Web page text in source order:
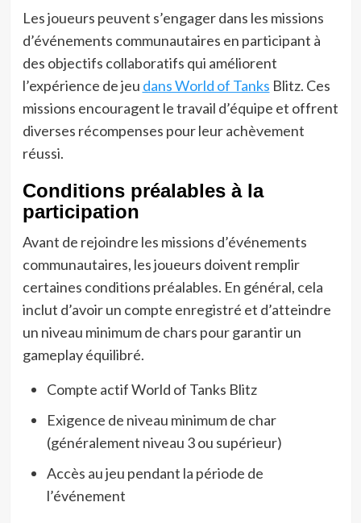
Les joueurs peuvent s’engager dans les missions
d’événements communautaires en participant à
des objectifs collaboratifs qui améliorent
l’expérience de jeu dans World of Tanks Blitz. Ces
missions encouragent le travail d’équipe et offrent
diverses récompenses pour leur achèvement
réussi.
Conditions préalables à la
participation
Avant de rejoindre les missions d’événements
communautaires, les joueurs doivent remplir
certaines conditions préalables. En général, cela
inclut d’avoir un compte enregistré et d’atteindre
un niveau minimum de chars pour garantir un
gameplay équilibré.
Compte actif World of Tanks Blitz
Exigence de niveau minimum de char
(généralement niveau 3 ou supérieur)
Accès au jeu pendant la période de
l’événement